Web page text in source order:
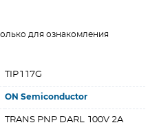
для ознакомления
TIP117G
ON Semiconductor
TRANS PNP DARL 100V 2A